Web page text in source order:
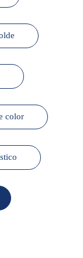
color